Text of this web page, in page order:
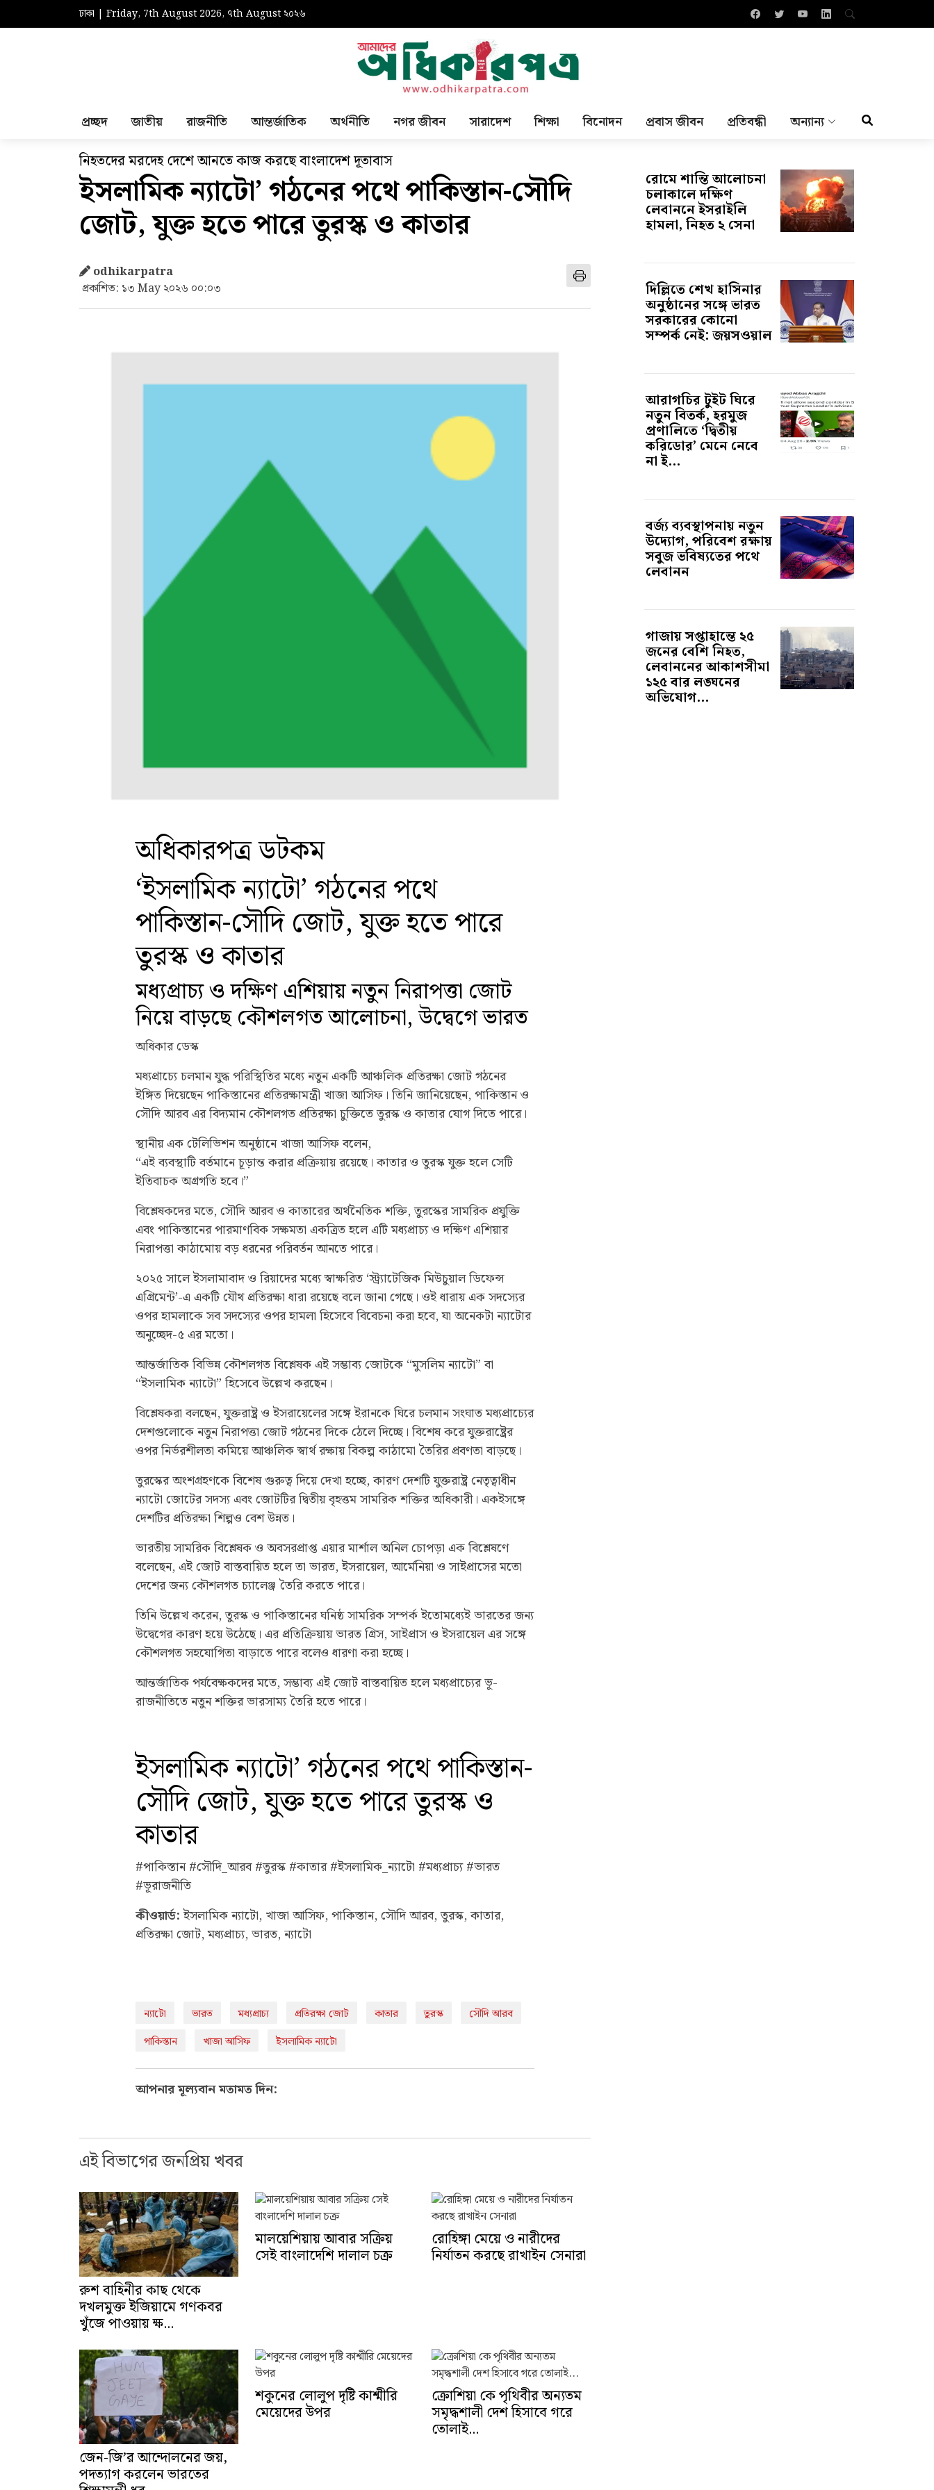
ঢাকা | Friday, 7th August 2026, ৭th August ২০২৬
প্রচ্ছদ জাতীয় রাজনীতি আন্তর্জাতিক অর্থনীতি নগর জীবন সারাদেশ শিক্ষা বিনোদন প্রবাস জীবন প্রতিবন্ধী অন্যান্য
নিহতদের মরদেহ দেশে আনতে কাজ করছে বাংলাদেশ দূতাবাস
ইসলামিক ন্যাটো’ গঠনের পথে পাকিস্তান-সৌদি
জোট, যুক্ত হতে পারে তুরস্ক ও কাতার
odhikarpatra
প্রকাশিত: ১৩ May ২০২৬ ০০:০৩
অধিকারপত্র ডটকম
‘ইসলামিক ন্যাটো’ গঠনের পথে
পাকিস্তান-সৌদি জোট, যুক্ত হতে পারে
তুরস্ক ও কাতার
মধ্যপ্রাচ্য ও দক্ষিণ এশিয়ায় নতুন নিরাপত্তা জোট
নিয়ে বাড়ছে কৌশলগত আলোচনা, উদ্বেগে ভারত
অধিকার ডেস্ক
মধ্যপ্রাচ্যে চলমান যুদ্ধ পরিস্থিতির মধ্যে নতুন একটি আঞ্চলিক প্রতিরক্ষা জোট গঠনের
ইঙ্গিত দিয়েছেন পাকিস্তানের প্রতিরক্ষামন্ত্রী খাজা আসিফ। তিনি জানিয়েছেন, পাকিস্তান ও
সৌদি আরব এর বিদ্যমান কৌশলগত প্রতিরক্ষা চুক্তিতে তুরস্ক ও কাতার যোগ দিতে পারে।
স্থানীয় এক টেলিভিশন অনুষ্ঠানে খাজা আসিফ বলেন,
“এই ব্যবস্থাটি বর্তমানে চূড়ান্ত করার প্রক্রিয়ায় রয়েছে। কাতার ও তুরস্ক যুক্ত হলে সেটি
ইতিবাচক অগ্রগতি হবে।”
বিশ্লেষকদের মতে, সৌদি আরব ও কাতারের অর্থনৈতিক শক্তি, তুরস্কের সামরিক প্রযুক্তি
এবং পাকিস্তানের পারমাণবিক সক্ষমতা একত্রিত হলে এটি মধ্যপ্রাচ্য ও দক্ষিণ এশিয়ার
নিরাপত্তা কাঠামোয় বড় ধরনের পরিবর্তন আনতে পারে।
২০২৫ সালে ইসলামাবাদ ও রিয়াদের মধ্যে স্বাক্ষরিত ‘স্ট্র্যাটেজিক মিউচুয়াল ডিফেন্স
এগ্রিমেন্ট’-এ একটি যৌথ প্রতিরক্ষা ধারা রয়েছে বলে জানা গেছে। ওই ধারায় এক সদস্যের
ওপর হামলাকে সব সদস্যের ওপর হামলা হিসেবে বিবেচনা করা হবে, যা অনেকটা ন্যাটোর
অনুচ্ছেদ-৫ এর মতো।
আন্তর্জাতিক বিভিন্ন কৌশলগত বিশ্লেষক এই সম্ভাব্য জোটকে “মুসলিম ন্যাটো” বা
“ইসলামিক ন্যাটো” হিসেবে উল্লেখ করছেন।
বিশ্লেষকরা বলছেন, যুক্তরাষ্ট্র ও ইসরায়েলের সঙ্গে ইরানকে ঘিরে চলমান সংঘাত মধ্যপ্রাচ্যের
দেশগুলোকে নতুন নিরাপত্তা জোট গঠনের দিকে ঠেলে দিচ্ছে। বিশেষ করে যুক্তরাষ্ট্রের
ওপর নির্ভরশীলতা কমিয়ে আঞ্চলিক স্বার্থ রক্ষায় বিকল্প কাঠামো তৈরির প্রবণতা বাড়ছে।
তুরস্কের অংশগ্রহণকে বিশেষ গুরুত্ব দিয়ে দেখা হচ্ছে, কারণ দেশটি যুক্তরাষ্ট্র নেতৃত্বাধীন
ন্যাটো জোটের সদস্য এবং জোটটির দ্বিতীয় বৃহত্তম সামরিক শক্তির অধিকারী। একইসঙ্গে
দেশটির প্রতিরক্ষা শিল্পও বেশ উন্নত।
ভারতীয় সামরিক বিশ্লেষক ও অবসরপ্রাপ্ত এয়ার মার্শাল অনিল চোপড়া এক বিশ্লেষণে
বলেছেন, এই জোট বাস্তবায়িত হলে তা ভারত, ইসরায়েল, আর্মেনিয়া ও সাইপ্রাসের মতো
দেশের জন্য কৌশলগত চ্যালেঞ্জ তৈরি করতে পারে।
তিনি উল্লেখ করেন, তুরস্ক ও পাকিস্তানের ঘনিষ্ঠ সামরিক সম্পর্ক ইতোমধ্যেই ভারতের জন্য
উদ্বেগের কারণ হয়ে উঠেছে। এর প্রতিক্রিয়ায় ভারত গ্রিস, সাইপ্রাস ও ইসরায়েল এর সঙ্গে
কৌশলগত সহযোগিতা বাড়াতে পারে বলেও ধারণা করা হচ্ছে।
আন্তর্জাতিক পর্যবেক্ষকদের মতে, সম্ভাব্য এই জোট বাস্তবায়িত হলে মধ্যপ্রাচ্যের ভূ-
রাজনীতিতে নতুন শক্তির ভারসাম্য তৈরি হতে পারে।
ইসলামিক ন্যাটো’ গঠনের পথে পাকিস্তান-
সৌদি জোট, যুক্ত হতে পারে তুরস্ক ও
কাতার
#পাকিস্তান #সৌদি_আরব #তুরস্ক #কাতার #ইসলামিক_ন্যাটো #মধ্যপ্রাচ্য #ভারত
#ভূরাজনীতি
কীওয়ার্ড:ইসলামিক ন্যাটো, খাজা আসিফ, পাকিস্তান, সৌদি আরব, তুরস্ক, কাতার,
প্রতিরক্ষা জোট, মধ্যপ্রাচ্য, ভারত, ন্যাটো
ন্যাটো ভারত মধ্যপ্রাচ্য প্রতিরক্ষা জোট কাতার তুরস্ক
সৌদি আরব
পাকিস্তান
খাজা আসিফ ইসলামিক ন্যাটো
আপনার মূল্যবান মতামত দিন:
এই বিভাগের জনপ্রিয় খবর
রুশ বাহিনীর কাছ থেকে
দখলমুক্ত ইজিয়ামে গণকবর
খুঁজে পাওয়ায় ক্ষ...
মালয়েশিয়ায় আবার সক্রিয়
সেই বাংলাদেশি দালাল চক্র
রোহিঙ্গা মেয়ে ও নারীদের
নির্যাতন করছে রাখাইন সেনারা
জেন-জি’র আন্দোলনের জয়,
পদত্যাগ করলেন ভারতের
শকুনের লোলুপ দৃষ্টি কাশ্মীরি
মেয়েদের উপর
ক্রোশিয়া কে পৃথিবীর অন্যতম
সমৃদ্ধশালী দেশ হিসাবে গরে
তোলাই...
রোমে শান্তি আলোচনা
চলাকালে দক্ষিণ
লেবাননে ইসরাইলি
হামলা, নিহত ২ সেনা
দিল্লিতে শেখ হাসিনার
অনুষ্ঠানের সঙ্গে ভারত
সরকারের কোনো
সম্পর্ক নেই: জয়সওয়াল
আরাগচির টুইট ঘিরে
নতুন বিতর্ক, হরমুজ
প্রণালিতে ‘দ্বিতীয়
করিডোর’ মেনে নেবে
না ই...
বর্জ্য ব্যবস্থাপনায় নতুন
উদ্যোগ, পরিবেশ রক্ষায়
সবুজ ভবিষ্যতের পথে
লেবানন
গাজায় সপ্তাহান্তে ২৫
জনের বেশি নিহত,
লেবাননের আকাশসীমা
১২৫ বার লঙ্ঘনের
অভিযোগ...